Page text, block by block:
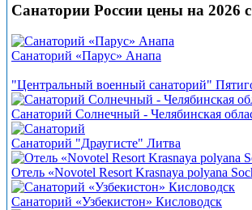
Санатории России цены на 2026
Санаторий «Парус» Анапа
"Центральный военный санаторий"
Санаторий Солнечный - Челябинская
Санаторий "Драугисте" Литва
Отель «Novotel Resort Krasnaya polyana
Санаторий «Узбекистон» Кисловодск